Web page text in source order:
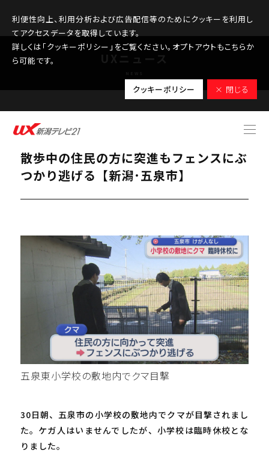
利便性向上、利用分析および広告配信等のためにクッキーを利用し
てアクセスデータを取得しています。
詳しくは「クッキーポリシー」をご覧ください。オプトアウトもこちらか
ら可能です。
クッキーポリシー × 閉じる
2025.10.30
小学校の敷地でクマ目撃で臨時休校に、
散歩中の住民の方に突進もフェンスにぶ
つかり逃げる【新潟･五泉市】
五泉東小学校の敷地内でクマ目撃
30日朝、五泉市の小学校の敷地内でクマが目撃されまし
た。ケガ人はいませんでしたが、小学校は臨時休校とな
りました。